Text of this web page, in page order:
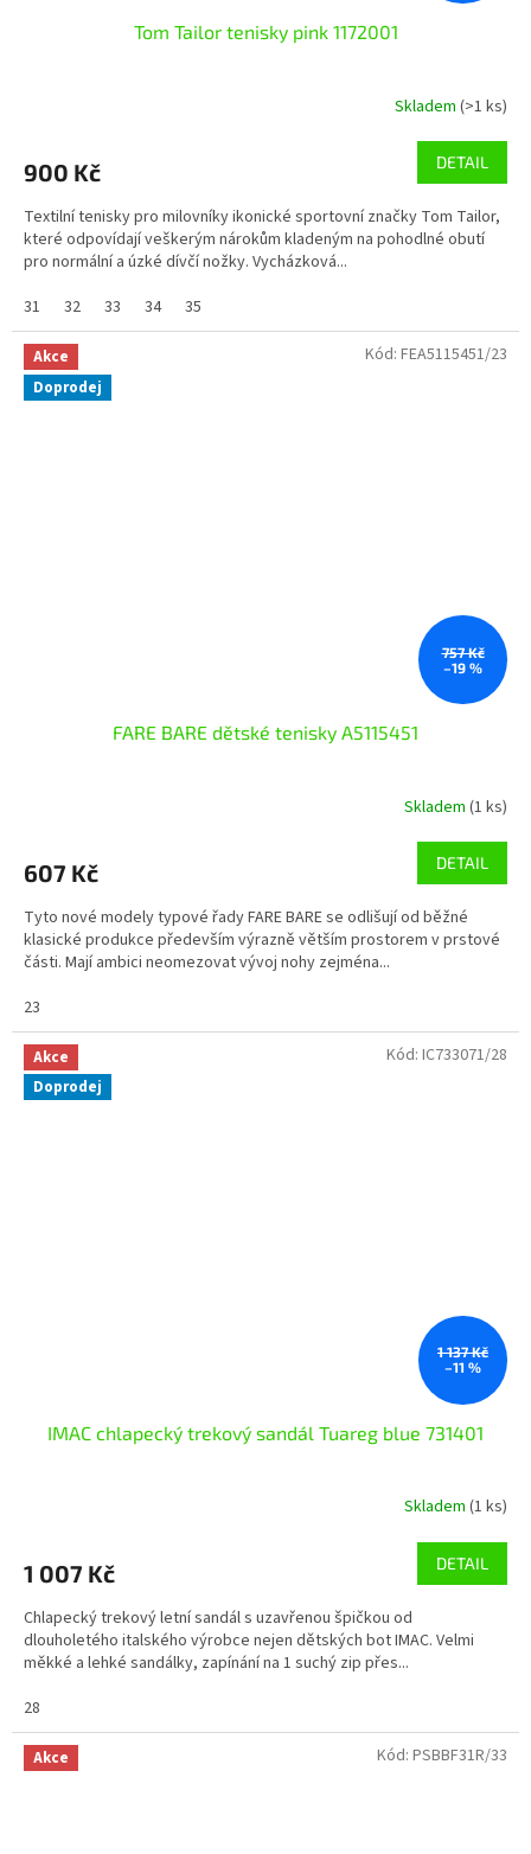
Tom Tailor tenisky pink 1172001
Skladem (>1 ks)
900 Kč DETAIL
Textilní tenisky pro milovníky ikonické sportovní značky Tom Tailor,
které odpovídají veškerým nárokům kladeným na pohodlné obutí
pro normální a úzké dívčí nožky. Vycházková...
31
32 33 34 35
Akce
Doprodej
757 Kč
–19 %
FARE BARE dětské tenisky A5115451
Skladem (1 ks)
607 Kč DETAIL
Tyto nové modely typové řady FARE BARE se odlišují od běžné
klasické produkce především výrazně větším prostorem v prstové
části. Mají ambici neomezovat vývoj nohy zejména...
23
Kód: FEA5115451/23
Akce
Doprodej
1 137 Kč
–11 %
IMAC chlapecký trekový sandál Tuareg blue 731401
Skladem (1 ks)
1 007 Kč DETAIL
Chlapecký trekový letní sandál s uzavřenou špičkou od
dlouholetého italského výrobce nejen dětských bot IMAC. Velmi
měkké a lehké sandálky, zapínání na 1 suchý zip přes...
28
Kód: IC733071/28
Akce Kód: PSBBF31R/33